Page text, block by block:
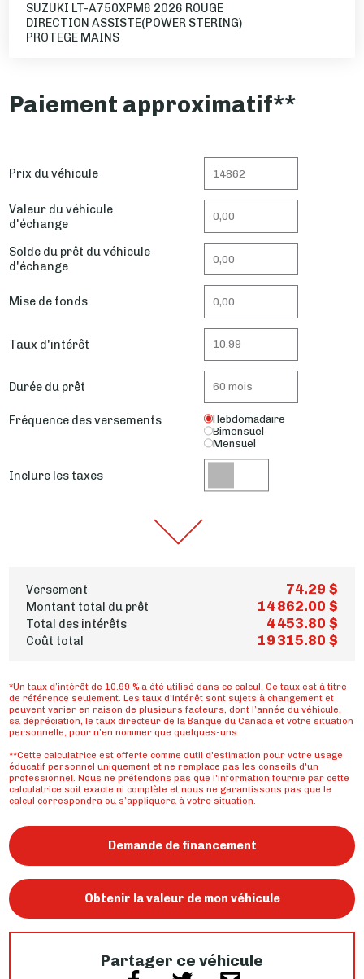
SUZUKI LT-A750XPM6 2026 ROUGE
DIRECTION ASSISTE(POWER STERING)
PROTEGE MAINS
Paiement approximatif**
Prix du véhicule
Valeur du véhicule
d'échange
Solde du prêt du véhicule
d'échange
Mise de fonds
Taux d'intérêt
Durée du prêt
Fréquence des versements
Hebdomadaire
Bimensuel
Mensuel
Inclure les taxes
Versement 74.29 $
Montant total du prêt 14 862.00 $
Total des intérêts 4 453.80 $
Coût total 19 315.80 $
*Un taux d’intérêt de 10.99 % a été utilisé dans ce calcul. Ce taux est à titre
de référence seulement. Les taux d’intérêt sont sujets à changement et
peuvent varier en raison de plusieurs facteurs, dont l’année du véhicule,
sa dépréciation, le taux directeur de la Banque du Canada et votre situation
personnelle, pour n’en nommer que quelques-uns.
**Cette calculatrice est offerte comme outil d'estimation pour votre usage
éducatif personnel uniquement et ne remplace pas les conseils d'un
professionnel. Nous ne prétendons pas que l'information fournie par cette
calculatrice soit exacte ni complète et nous ne garantissons pas que le
calcul correspondra ou s’appliquera à votre situation.
Demande de financement
Obtenir la valeur de mon véhicule
Partager ce véhicule